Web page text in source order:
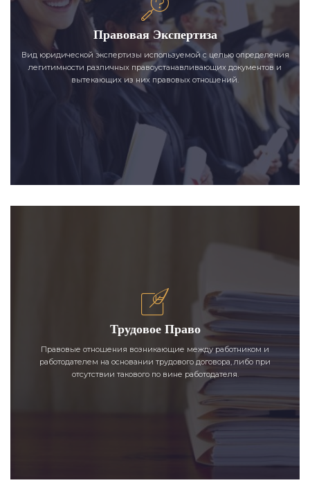
Правовая Экспертиза
Вид юридической экспертизы используемой с целью определения
легитимности различных правоустанавливающих документов и
вытекающих из них правовых отношений.
Трудовое Право
Правовые отношения возникающие между работником и
работодателем на основании трудового договора, либо при
отсутствии такового по вине работодателя.